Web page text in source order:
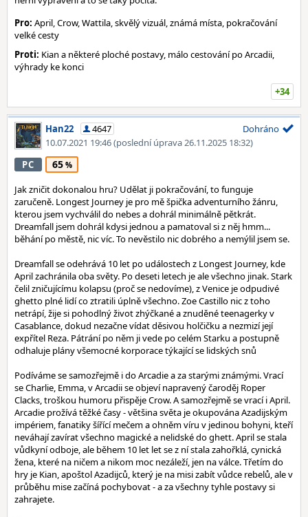
Pro: April, Crow, Wattila, skvělý vizuál, známá místa, pokračování
velké cesty
Proti: Kian a některé ploché postavy, málo cestování po Arcadii,
výhrady ke konci
+34
Han22
4647
10.07.2021 19:46(poslední úprava 26.11.2025 18:32)
Dohráno
PC 65
Jak zničit dokonalou hru? Udělat ji pokračování, to funguje
zaručeně. Longest Journey je pro mě špička adventurního žánru,
kterou jsem vychválil do nebes a dohrál minimálně pětkrát.
Dreamfall jsem dohrál kdysi jednou a pamatoval si z něj hmm...
běhání po městě, nic víc. To nevěstilo nic dobrého a nemýlil jsem se.
Dreamfall se odehrává 10 let po událostech z Longest Journey, kde
April zachránila oba světy. Po deseti letech je ale všechno jinak. Stark
čelil zničujícímu kolapsu (proč se nedovíme), z Venice je odpudivé
ghetto plné lidí co ztratili úplně všechno. Zoe Castillo nic z toho
netrápí, žije si pohodlný život zhýčkané a znuděné teenagerky v
Casablance, dokud nezačne vídat děsivou holčičku a nezmizí její
expřítel Reza. Pátrání po něm ji vede po celém Starku a postupně
odhaluje plány všemocné korporace týkající se lidských snů
Podíváme se samozřejmě i do Arcadie a za starými známými. Vrací
se Charlie, Emma, v Arcadii se objeví napravený čaroděj Roper
Clacks, troškou humoru přispěje Crow. A samozřejmě se vrací i April.
Arcadie prožívá těžké časy - většina světa je okupována Azadijským
impériem, fanatiky šířící mečem a ohněm víru v jedinou bohyni, kteří
neváhají zavírat všechno magické a nelidské do ghett. April se stala
vůdkyní odboje, ale během 10 let let se z ní stala zahořklá, cynická
žena, které na ničem a nikom moc nezáleží, jen na válce. Třetím do
hry je Kian, apoštol Azadijců, který je na misi zabít vůdce rebelů, ale v
průběhu mise začíná pochybovat - a za všechny tyhle postavy si
zahrajete.